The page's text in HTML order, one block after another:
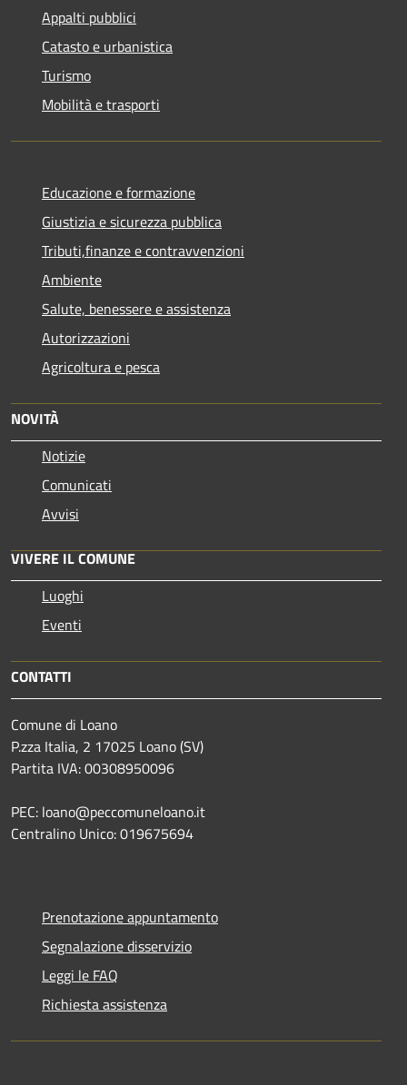
Appalti pubblici
Catasto e urbanistica
Turismo
Mobilità e trasporti
Educazione e formazione
Giustizia e sicurezza pubblica
Tributi,finanze e contravvenzioni
Ambiente
Salute, benessere e assistenza
Autorizzazioni
Agricoltura e pesca
NOVITÀ
Notizie
Comunicati
Avvisi
VIVERE IL COMUNE
Luoghi
Eventi
CONTATTI
Comune di Loano
P.zza Italia, 2 17025 Loano (SV)
Partita IVA: 00308950096
PEC: loano@peccomuneloano.it
Centralino Unico: 019675694
Prenotazione appuntamento
Segnalazione disservizio
Leggi le FAQ
Richiesta assistenza